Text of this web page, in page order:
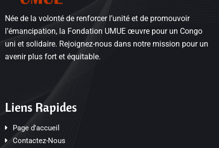
Née de la volonté de renforcer l’unité et de promouvoir
l’émancipation, la Fondation UMUE œuvre pour un Congo
uni et solidaire. Rejoignez-nous dans notre mission pour un
avenir plus fort et équitable.
Liens Rapides
Page d'accueil
Contactez-Nous